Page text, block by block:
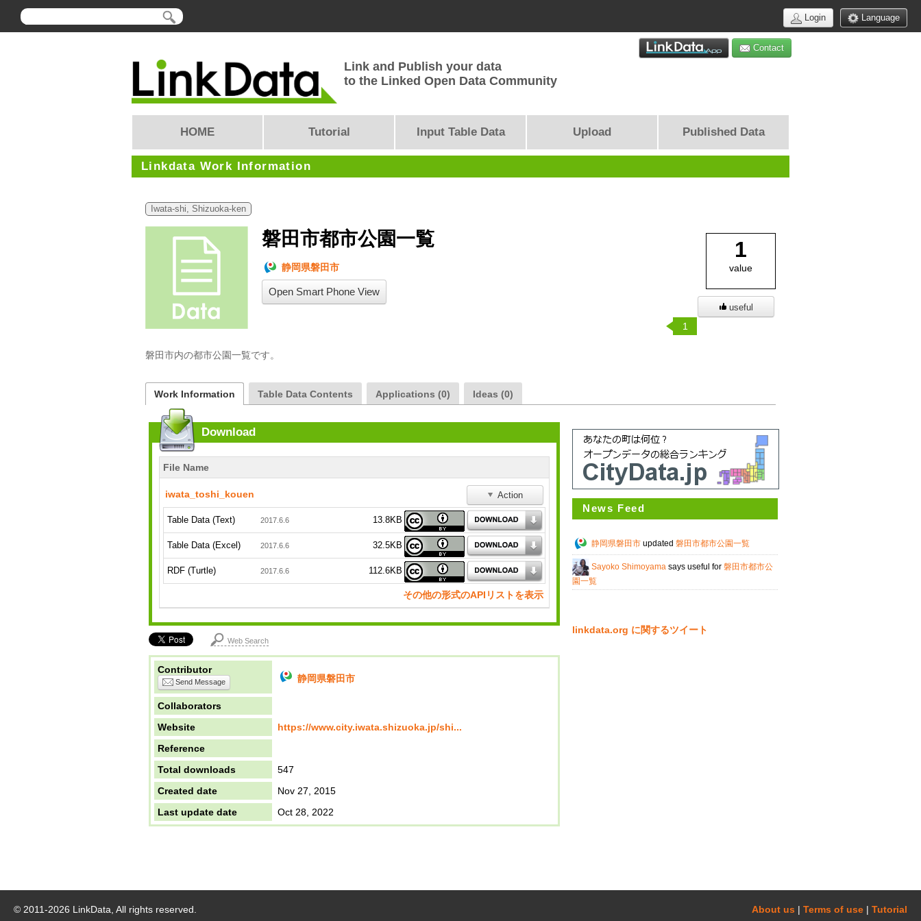
Language
Login
Contact
Link and Publish your data
to the Linked Open Data Community
HOME Tutorial Input Table Data Upload Published Data
Linkdata Work Information
Iwata-shi, Shizuoka-ken
磐田市都市公園一覧
静岡県磐田市
Open Smart Phone View
磐田市内の都市公園一覧です。
1
value
useful
1
Work Information Table Data Contents Applications (0) Ideas (0)
Download
File Name
iwata_toshi_kouen Action
Table Data (Text) 2017.6.6 13.8KB
Table Data (Excel) 2017.6.6 32.5KB
RDF (Turtle) 2017.6.6 112.6KB
その他の形式のAPIリストを表示
Web Search
Contributor
Send Message 静岡県磐田市
Collaborators
Website
https://www.city.iwata.shizuoka.jp/shi...
Reference
Total downloads
547
Created date
Nov 27, 2015
Last update date
Oct 28, 2022
News Feed
静岡県磐田市 updated 磐田市都市公園一覧
Sayoko Shimoyama says useful for 磐田市都市公
園一覧
linkdata.org に関するツイート
© 2011-2026 LinkData, All rights reserved. About us | Terms of use | Tutorial